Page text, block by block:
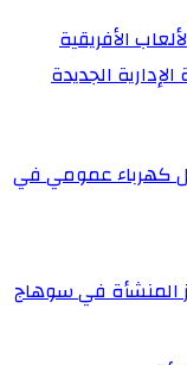
الأفريقية
الجديدة
كهرباء عمومي في
المنشأة في سوهاج